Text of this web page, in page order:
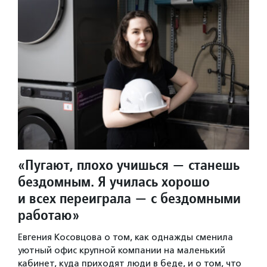
«Пугают, плохо учишься — станешь
бездомным. Я училась хорошо
и всех переиграла — с бездомными
работаю»
Евгения Косовцова о том, как однажды сменила
уютный офис крупной компании на маленький
кабинет, куда приходят люди в беде, и о том, что